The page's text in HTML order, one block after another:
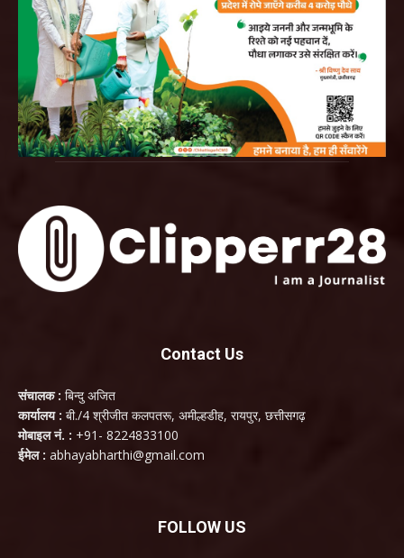
Contact Us
संचालक : बिन्दु अजित
कार्यालय : बी./4 श्रीजीत कलपतरू, अमील्हडीह, रायपुर, छत्तीसगढ़
मोबाइल नं. : +91- 8224833100
ईमेल : abhayabharthi@gmail.com
FOLLOW US